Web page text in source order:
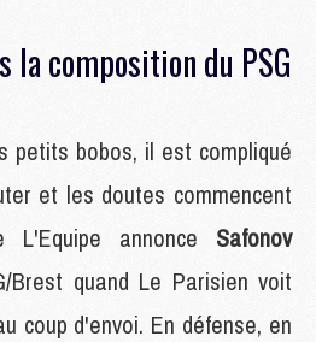
la composition du PSG
petits bobos, il est compliqué
et les doutes commencent
annonce Safonov
Brest quand Le Parisien voit
coup d'envoi. En défense, en